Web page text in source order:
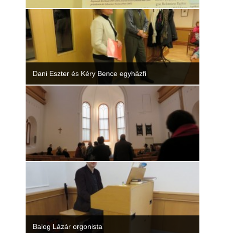
Dani Eszter és Kéry Bence egyházfi
Balog Lázár orgonista